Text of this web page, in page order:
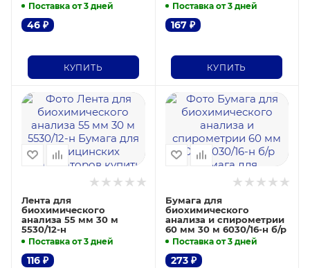
Поставка от 3 дней
46 ₽
КУПИТЬ
Поставка от 3 дней
167₽
КУПИТЬ
Лента для
биохимического
анализа 55 мм 30 м
5530/12-н
Поставка от 3 дней
116 ₽
Бумага для
биохимического
анализа и спирометрии
60 мм 30 м 6030/16-н б/р
Поставка от 3 дней
273₽